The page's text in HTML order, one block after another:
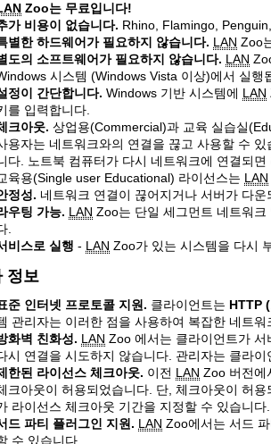
Zoo는 무료입니다!
가 비용이 없습니다. Rhino, Flamingo,
별한 하드웨어가 필요하지 않습니다. LAN Zoo
도의 소프트웨어가 필요하지 않습니다. LAN
시스템 (Windows Vista 이상)에서 실행
정이 간단합니다. Windows 기반 시스템에 LAN
를 입력합니다.
크아웃. 상업용(Commercial)과 교육 실습실
용자는 네트워크와의 연결을 끊고 사용할 수
다. 노트북 컴퓨터가 다시 네트워크에 연결되
육용(Single user Educational) 라이선스는 LAN
정성. 네트워크 연결이 끊어지거나 서버가 다
우팅 가능. LAN Zoo는 단일 세그먼트 네트워
.
비스로 실행 - LAN Zoo가 있는 시스템을 다시
정보
준 인터넷 프로토콜 지원. 클라이언트는 HTTP
관리자는 이러한 점을 사용하여 복잡한 네트
화벽 친화성. LAN Zoo 에서는 클라이언트가
시 연결을 시도하지 않습니다. 관리자는 클라
한된 라이선스 체크아웃. 이전 LAN Zoo 버전에
크아웃이 허용되었습니다. 단, 체크아웃이 허
라이선스 체크아웃 기간을 지정할 수 있습니다.
드 파티 플러그인 지원. LAN Zoo에서는 서드
수 있습니다.